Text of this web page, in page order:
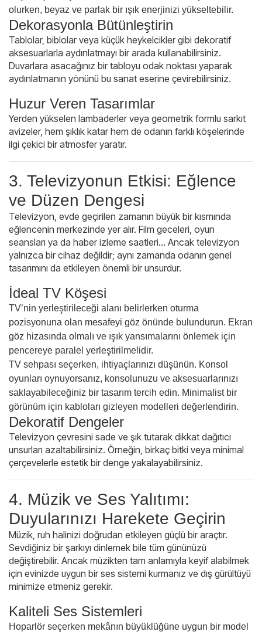
olurken, beyaz ve parlak bir ışık enerjinizi yükseltebilir.
Dekorasyonla Bütünleştirin
Tablolar, biblolar veya küçük heykelcikler gibi dekoratif
aksesuarlarla aydınlatmayı bir arada kullanabilirsiniz.
Duvarlara asacağınız bir tabloyu odak noktası yaparak
aydınlatmanın yönünü bu sanat eserine çevirebilirsiniz.
Huzur Veren Tasarımlar
Yerden yükselen lambaderler veya geometrik formlu sarkıt
avizeler, hem şıklık katar hem de odanın farklı köşelerinde
ilgi çekici bir atmosfer yaratır.
3. Televizyonun Etkisi: Eğlence
ve Düzen Dengesi
Televizyon, evde geçirilen zamanın büyük bir kısmında
eğlencenin merkezinde yer alır. Film geceleri, oyun
seansları ya da haber izleme saatleri… Ancak televizyon
yalnızca bir cihaz değildir; aynı zamanda odanın genel
tasarımını da etkileyen önemli bir unsurdur.
İdeal TV Köşesi
TV’nin yerleştirileceği alanı belirlerken oturma
pozisyonuna olan mesafeyi göz önünde bulundurun. Ekran
göz hizasında olmalı ve ışık yansımalarını önlemek için
pencereye paralel yerleştirilmelidir.
TV sehpası seçerken, ihtiyaçlarınızı düşünün. Konsol
oyunları oynuyorsanız, konsolunuzu ve aksesuarlarınızı
saklayabileceğiniz bir tasarım tercih edin. Minimalist bir
görünüm için kabloları gizleyen modelleri değerlendirin.
Dekoratif Dengeler
Televizyon çevresini sade ve şık tutarak dikkat dağıtıcı
unsurları azaltabilirsiniz. Örneğin, birkaç bitki veya minimal
çerçevelerle estetik bir denge yakalayabilirsiniz.
4. Müzik ve Ses Yalıtımı:
Duyularınızı Harekete Geçirin
Müzik, ruh halinizi doğrudan etkileyen güçlü bir araçtır.
Sevdiğiniz bir şarkıyı dinlemek bile tüm gününüzü
değiştirebilir. Ancak müzikten tam anlamıyla keyif alabilmek
için evinizde uygun bir ses sistemi kurmanız ve dış gürültüyü
minimize etmeniz gerekir.
Kaliteli Ses Sistemleri
Hoparlör seçerken mekânın büyüklüğüne uygun bir model